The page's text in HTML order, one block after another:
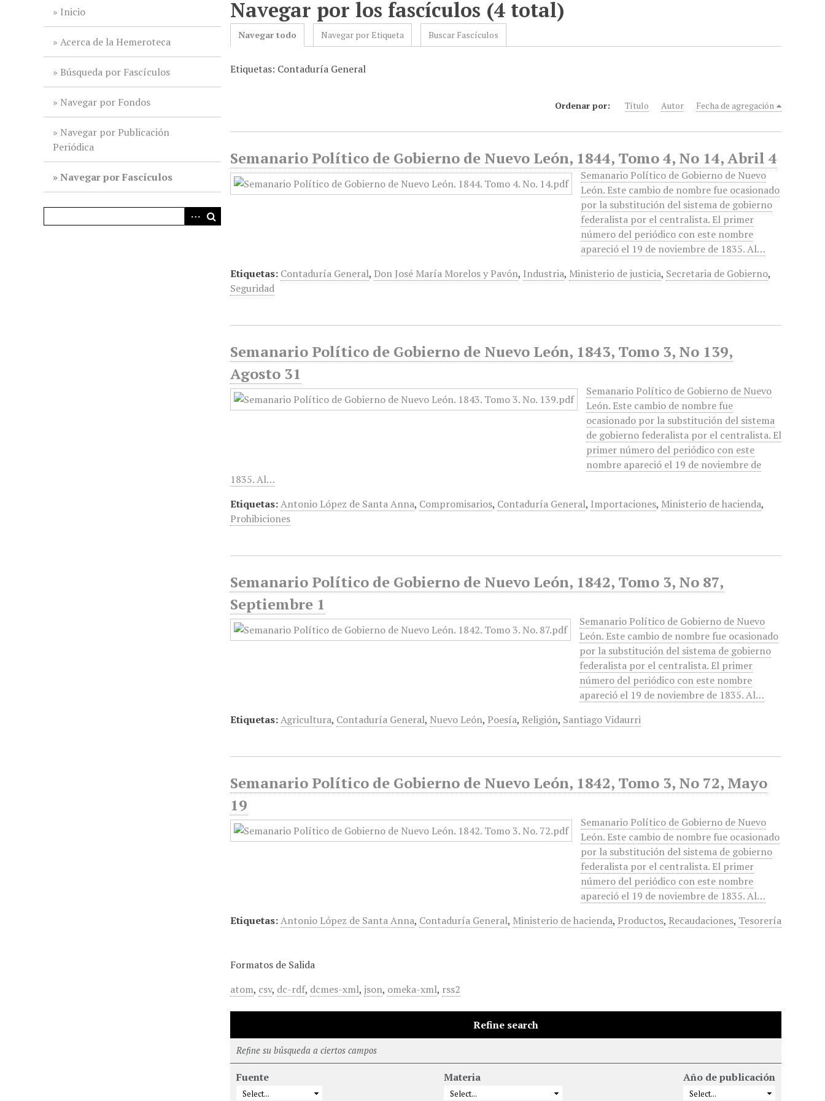
Inicio
Acerca de la Hemeroteca
Búsqueda por Fascículos
Navegar por Fondos
Navegar por Publicación
Periódica
Navegar por Fascículos
Navegar por los fascículos (4 total)
Navegar todo Navegar por Etiqueta Buscar Fascículos
Etiquetas: Contaduría General
Ordenar por: Título Autor Fecha de agregación
Semanario Político de Gobierno de Nuevo León, 1844, Tomo 4, No 14, Abril 4
Semanario Político de Gobierno de Nuevo
León. Este cambio de nombre fue ocasionado
por la substitución del sistema de gobierno
federalista por el centralista. El primer
número del periódico con este nombre
apareció el 19 de noviembre de 1835. Al…
Etiquetas: Contaduría General, Don José María Morelos y Pavón, Industria, Ministerio de justicia, Secretaria de Gobierno,
Seguridad
Semanario Político de Gobierno de Nuevo León, 1843, Tomo 3, No 139,
Agosto 31
Semanario Político de Gobierno de Nuevo
León. Este cambio de nombre fue
ocasionado por la substitución del sistema
de gobierno federalista por el centralista. El
primer número del periódico con este
nombre apareció el 19 de noviembre de
1835. Al…
Etiquetas:Antonio López de Santa Anna, Compromisarios, Contaduría General, Importaciones, Ministerio de hacienda,
Prohibiciones
Semanario Político de Gobierno de Nuevo León, 1842, Tomo 3, No 87,
Septiembre 1
Semanario Político de Gobierno de Nuevo
León. Este cambio de nombre fue ocasionado
por la substitución del sistema de gobierno
federalista por el centralista. El primer
número del periódico con este nombre
apareció el 19 de noviembre de 1835. Al…
Etiquetas:Agricultura, Contaduría General, Nuevo León, Poesía, Religión, Santiago Vidaurri
Semanario Político de Gobierno de Nuevo León, 1842, Tomo 3, No 72, Mayo
19
Semanario Político de Gobierno de Nuevo
León. Este cambio de nombre fue ocasionado
por la substitución del sistema de gobierno
federalista por el centralista. El primer
número del periódico con este nombre
apareció el 19 de noviembre de 1835. Al…
Etiquetas:Antonio López de Santa Anna, Contaduría General, Ministerio de hacienda, Productos, Recaudaciones, Tesorería
Formatos de Salida
atom, csv, dc-rdf, dcmes-xml,json, omeka-xml, rss2
Refine search
Refine su búsqueda a ciertos campos
Fuente Materia Año de publicación